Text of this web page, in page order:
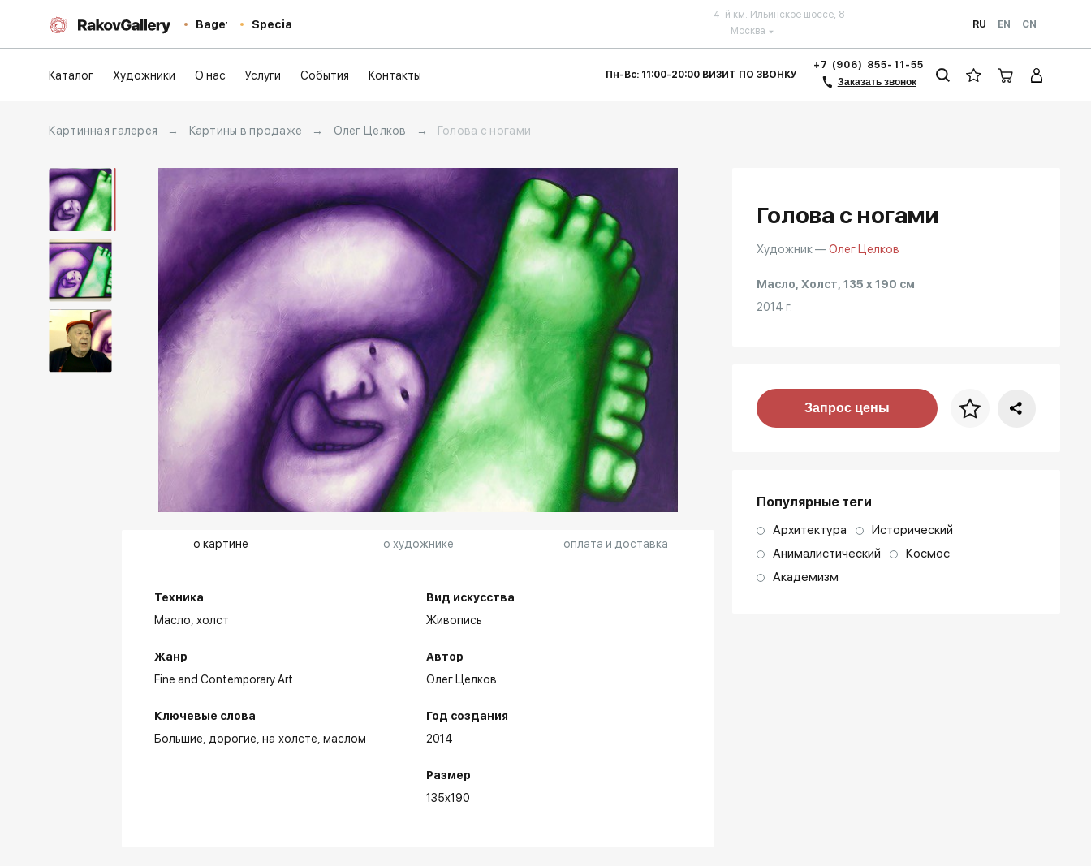
Baget Special Москва
4-й км. Ильинское шоссе, 8
RU
EN CN
Каталог Художники О нас Услуги События Контакты Пн-Вс: 11:00-20:00 ВИЗИТ ПО ЗВОНКУ
+7 (906) 855-11-55
Заказать звонок
Картинная галерея → Картины в продаже → Олег Целков → Голова с ногами
о картине о художнике оплата и доставка
Техника
Масло,холст
Жанр
Fine and Contemporary Art
Ключевые слова
Большие дорогие на холсте маслом
Вид искусства
Живопись
Автор
Олег Целков
Год создания
2014
Размер
135x190
Голова с ногами
Художник —Олег Целков
Масло, Холст, 135 x 190 см
2014 г.
Цена за багет
Запрос цены
Популярные теги
Архитектура
Исторический
Анималистический
Космос
Академизм